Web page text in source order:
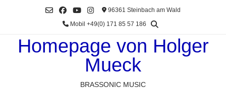
96361 Steinbach am Wald
Mobil +49(0) 171 85 57 186
Homepage von Holger
Mueck
BRASSONIC MUSIC